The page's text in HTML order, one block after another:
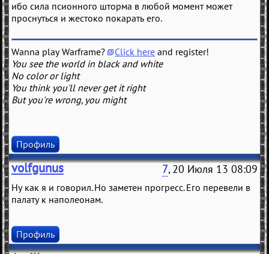
ибо сила псионного шторма в любой момент может
проснуться и жестоко покарать его.
Wanna play Warframe? Click here and register!
You see the world in black and white
No color or light
You think you'll never get it right
But you're wrong, you might
Профиль
volfgunus 7, 20 Июля 13 08:09
Ну как я и говорил. Но заметен прогресс. Его перевели в
палату к наполеонам.
Профиль